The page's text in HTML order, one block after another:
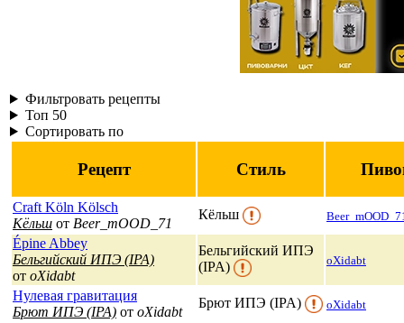
Фильтровать рецепты
Топ 50
Сортировать по
Рецепт Стиль
Craft Köln Kölsch
Кёльш от Beer_mOOD_71
Кёльш
Épine Abbey
Бельгийский ИПЭ (IPA)
от oXidabt
Бельгийский ИПЭ
(IPA)
oXidabt
Нулевая гравитация
Брют ИПЭ (IPA) от oXidabt
Брют ИПЭ (IPA) oXidabt